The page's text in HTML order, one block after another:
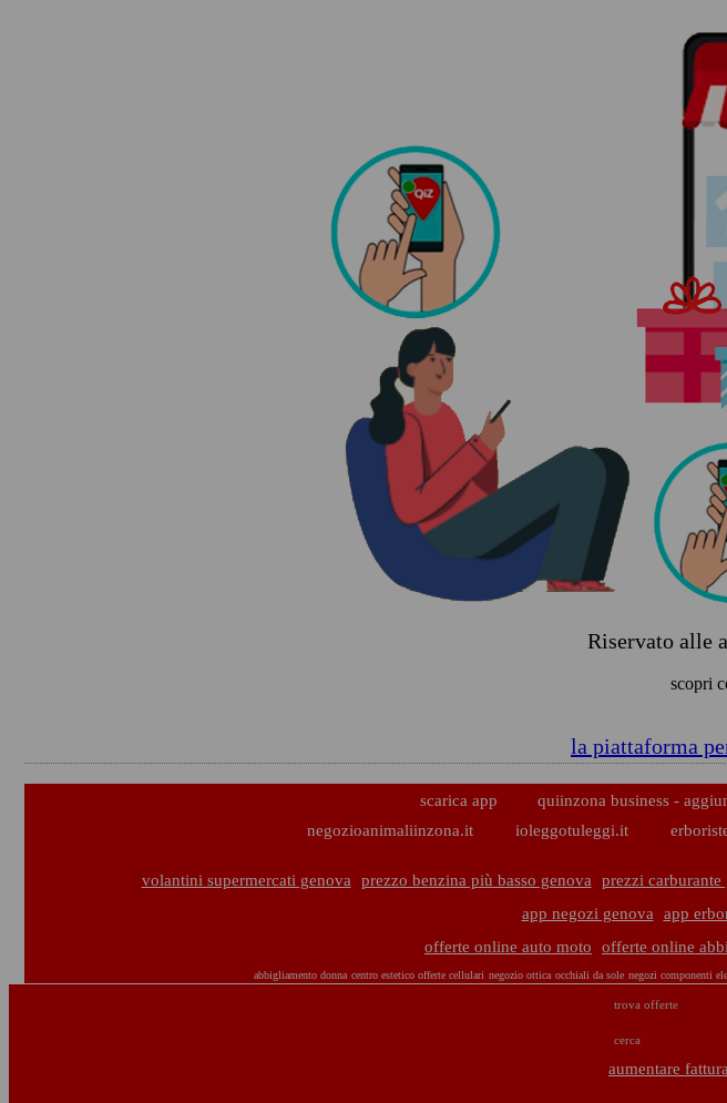
Riservato alle
scopri
la piattaforma
scarica app quiinzona business -
negozioanimaliinzona.it
ioleggotuleggi.it
volantini supermercati genova prezzo benzina più basso genova prezzi carburante
app negozi genova
app
offerte online auto moto
offerte online
abbigliamento donna centro estetico offerte cellulari negozio ottica occhiali da sole negozi componenti
trova offerte
cerca
aumentare